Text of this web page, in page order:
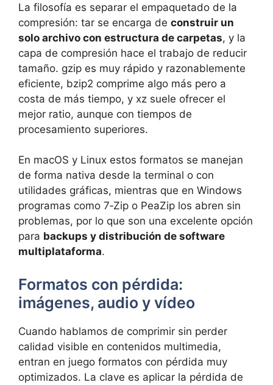
La filosofía es separar el empaquetado de la
compresión: tar se encarga de construir un
solo archivo con estructura de carpetas, y la
capa de compresión hace el trabajo de reducir
tamaño. gzip es muy rápido y razonablemente
eficiente, bzip2 comprime algo más pero a
costa de más tiempo, y xz suele ofrecer el
mejor ratio, aunque con tiempos de
procesamiento superiores.
En macOS y Linux estos formatos se manejan
de forma nativa desde la terminal o con
utilidades gráficas, mientras que en Windows
programas como 7‑Zip o PeaZip los abren sin
problemas, por lo que son una excelente opción
para backups y distribución de software
multiplataforma.
Formatos con pérdida:
imágenes, audio y vídeo
Cuando hablamos de comprimir sin perder
calidad visible en contenidos multimedia,
entran en juego formatos con pérdida muy
optimizados. La clave es aplicar la pérdida de